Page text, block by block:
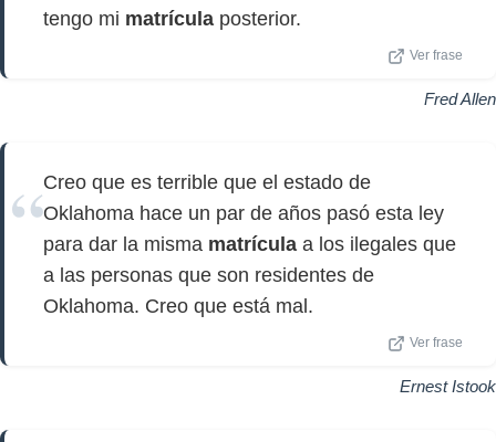
tengo mi matrícula posterior.
Ver frase
Fred Allen
Creo que es terrible que el estado de
Oklahoma hace un par de años pasó esta ley
para dar la misma matrícula a los ilegales que
a las personas que son residentes de
Oklahoma. Creo que está mal.
Ver frase
Ernest Istook